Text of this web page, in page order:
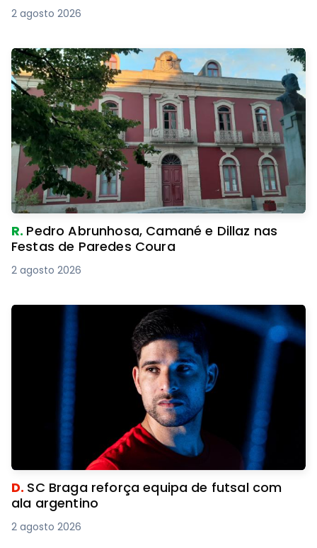
2 agosto 2026
R. Pedro Abrunhosa, Camané e Dillaz nas
Festas de Paredes Coura
2 agosto 2026
D. SC Braga reforça equipa de futsal com
ala argentino
2 agosto 2026